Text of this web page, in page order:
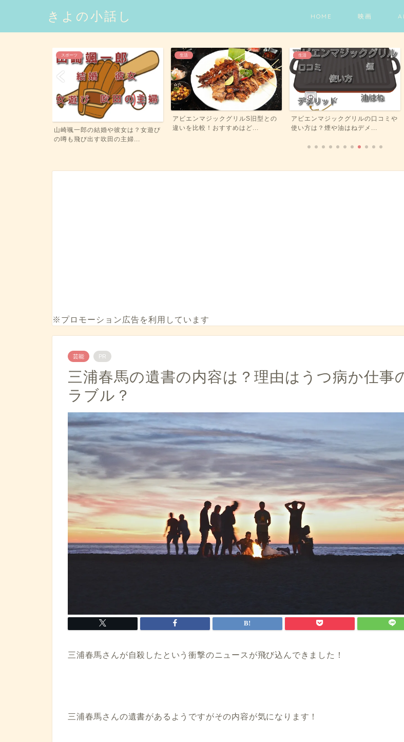
きよの小話し HOME 映画
スポーツ
山崎颯一郎の結婚や彼女は？女遊び
の噂も飛び出す吹田の主婦...
生活
アビエンマジックグリルS旧型との
違いを比較！おすすめはど...
生活
アビエンマジックグリルの口コミや
使い方は？煙や油はねデメ...
※プロモーション広告を利用しています
芸能 PR
三浦春馬の遺書の内容は？理由はうつ病か仕事
ラブル？
三浦春馬さんが自殺したという衝撃のニュースが飛び込んできました！
三浦春馬さんの遺書があるようですがその内容が気になります！